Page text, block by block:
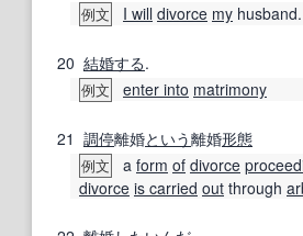
例文 I will divorce my husband.
20 結婚する.
例文 enter into matrimony
21 調停離婚という離婚形態
例文 a form of divorce
divorce is carried out through